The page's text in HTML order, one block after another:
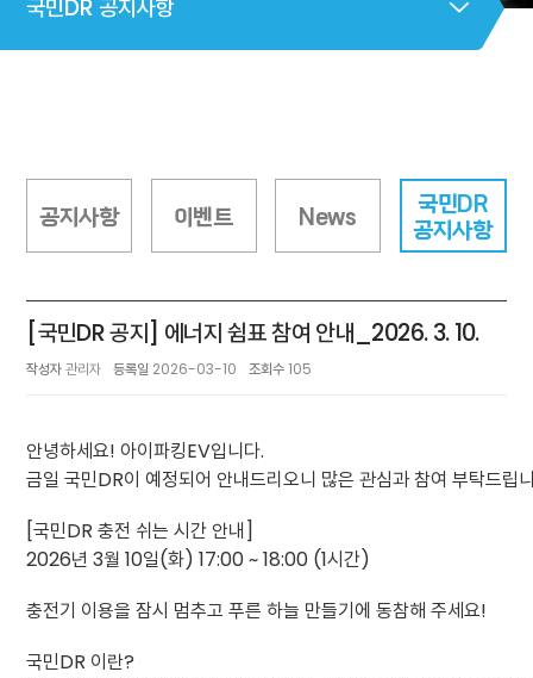
국민DR 공지사항
공지사항 이벤트 News
국민DR
공지사항
[국민DR 공지] 에너지 쉼표 참여 안내_2026. 3. 10.
작성자관리자 등록일 2026-03-10 조회수105
안녕하세요! 아이파킹EV입니다.
금일 국민DR이 예정되어 안내드리오니 많은 관심과 참여 부탁드립
[국민DR 충전 쉬는 시간 안내]
2026년 3월 10일(화) 17:00 ~ 18:00 (1시간)
충전기 이용을 잠시 멈추고 푸른 하늘 만들기에 동참해 주세요!
국민DR 이란?